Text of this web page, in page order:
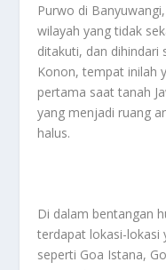
Purwo di
wilayah yang tidak
ditakuti, dan dihindari
Konon, tempat inilah
pertama saat tanah
yang menjadi ruang
halus.
Di dalam bentangan
terdapat lokasi-lokasi
seperti Goa Istana,